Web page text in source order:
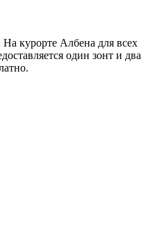
курорте Албена для всех
один зонт и два